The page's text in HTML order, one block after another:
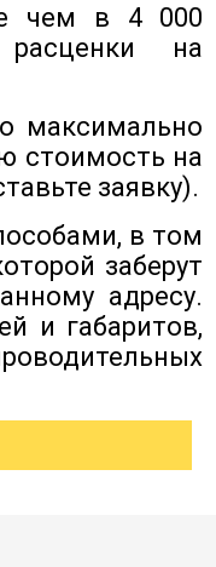
Статьи
Новости
чем в 4 000
на
максимально
стоимость на
заявку).
в том
заберут
адресу.
и габаритов,